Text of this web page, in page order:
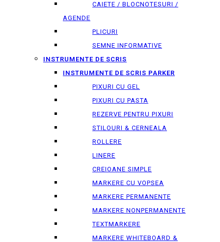
CAIETE / BLOCNOTESURI /
AGENDE
PLICURI
SEMNE INFORMATIVE
INSTRUMENTE DE SCRIS
INSTRUMENTE DE SCRIS PARKER
PIXURI CU GEL
PIXURI CU PASTA
REZERVE PENTRU PIXURI
STILOURI & СERNEALA
ROLLERE
LINERE
CREIOANE SIMPLE
MARKERE CU VOPSEA
MARKERE PERMANENTE
MARKERE NONPERMANENTE
TEXTMARKERE
MARKERE WHITEBOARD &